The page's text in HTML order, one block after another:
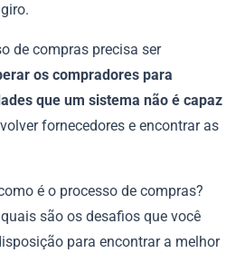
de compras precisa ser
os compradores para
que um sistema não é capaz
fornecedores e encontrar as
é o processo de compras?
são os desafios que você
para encontrar a melhor